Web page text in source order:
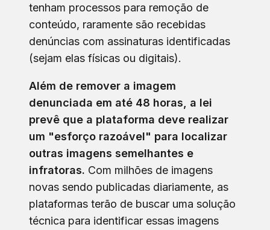
tenham processos para remoção de
conteúdo, raramente são recebidas
denúncias com assinaturas identificadas
(sejam elas físicas ou digitais).
Além de remover a imagem
denunciada em até 48 horas, a lei
prevê que a plataforma deve realizar
um "esforço razoável" para localizar
outras imagens semelhantes e
infratoras. Com milhões de imagens
novas sendo publicadas diariamente, as
plataformas terão de buscar uma solução
técnica para identificar essas imagens